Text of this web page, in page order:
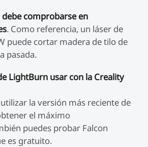
comprobarse en
. Como referencia, un láser de
puede cortar madera de tilo de
pasada.
LightBurn usar con la Creality
la versión más reciente de
el máximo
puedes probar Falcon
es gratuito.